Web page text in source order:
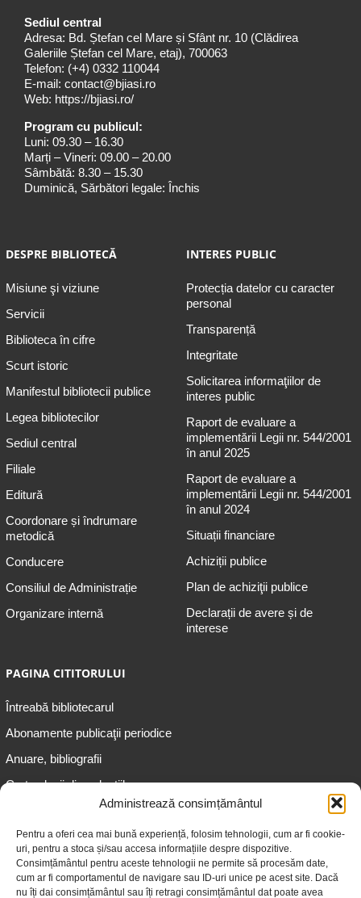
Administrează consimțământul
Pentru a oferi cea mai bună experiență, folosim tehnologii, cum ar fi cookie-
uri, pentru a stoca și/sau accesa informațiile despre dispozitive.
Consimțământul pentru aceste tehnologii ne permite să procesăm date,
cum ar fi comportamentul de navigare sau ID-uri unice pe acest site. Dacă
nu îți dai consimțământul sau îți retragi consimțământul dat poate avea
Sediul central
Adresa: Bd. Ștefan cel Mare și Sfânt nr. 10 (Clădirea
Galeriile Ștefan cel Mare, etaj), 700063
Telefon: (+4) 0332 110044
E-mail: contact@bjiasi.ro
Web: https://bjiasi.ro/
Program cu publicul:
Luni: 09.30 – 16.30
Marți – Vineri: 09.00 – 20.00
Sâmbătă: 8.30 – 15.30
Duminică, Sărbători legale: Închis
DESPRE BIBLIOTECĂ
Misiune şi viziune
Servicii
Biblioteca în cifre
Scurt istoric
Manifestul bibliotecii publice
Legea bibliotecilor
Sediul central
Filiale
Editură
Coordonare și îndrumare
metodică
Conducere
Consiliul de Administrație
Organizare internă
INTERES PUBLIC
Protecția datelor cu caracter
personal
Transparență
Integritate
Solicitarea informaţiilor de
interes public
Raport de evaluare a
implementării Legii nr. 544/2001
în anul 2025
Raport de evaluare a
implementării Legii nr. 544/2001
în anul 2024
Situații financiare
Achiziții publice
Plan de achiziţii publice
Declarații de avere și de
interese
PAGINA CITITORULUI
Întreabă bibliotecarul
Abonamente publicaţii periodice
Anuare, bibliografii
Cartea lunii din colecțiile
Informații pentru adolescenți
Informații pentru adulți